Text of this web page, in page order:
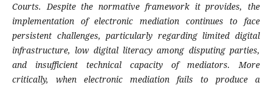
Courts. Despite the normative framework it provides, the
implementation of electronic mediation continues to face
persistent challenges, particularly regarding limited digital
infrastructure, low digital literacy among disputing parties,
and insufficient technical capacity of mediators. More
critically, when electronic mediation fails to produce a